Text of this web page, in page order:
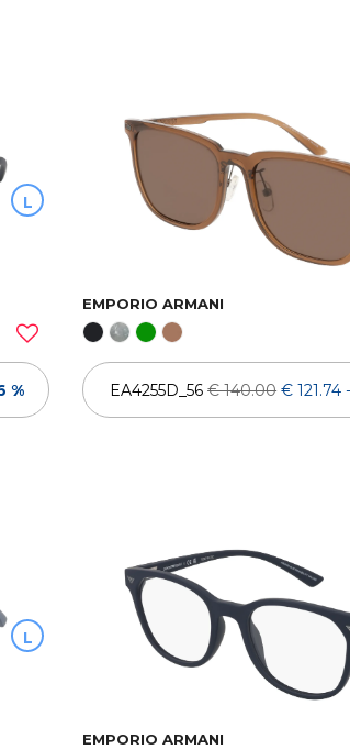
L
%
EMPORIO ARMANI
EA4255D_56€ 140.00 € 121.74 -
L
EMPORIO ARMANI